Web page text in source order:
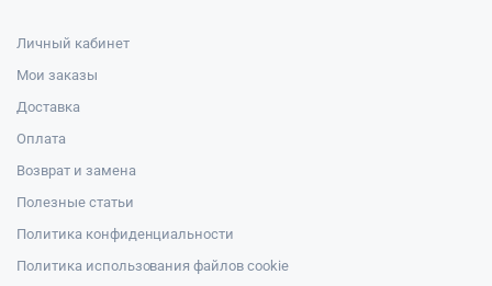
Личный кабинет
Мои заказы
Доставка
Оплата
Возврат и замена
Полезные статьи
Политика конфиденциальности
Политика использования файлов cookie